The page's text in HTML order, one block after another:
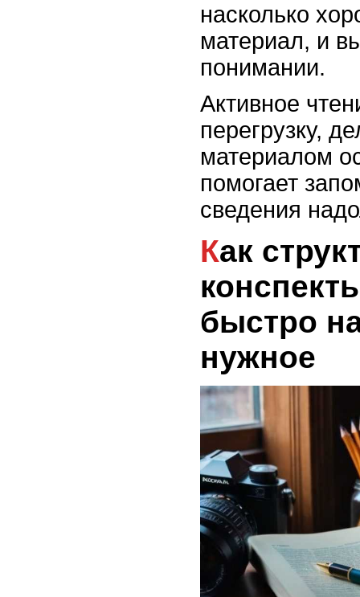
насколько
материал, и
понимании.
Активное
перегрузку,
материалом
помогает
сведения
Как структурировать
быстро
нужное